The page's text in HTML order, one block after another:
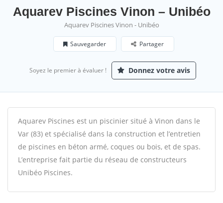
Aquarev Piscines Vinon – Unibéo
Aquarev Piscines Vinon - Unibéo
Sauvegarder Partager
Soyez le premier à évaluer ! Donnez votre avis
Aquarev Piscines est un piscinier situé à Vinon dans le
Var (83) et spécialisé dans la construction et l’entretien
de piscines en béton armé, coques ou bois, et de spas.
L’entreprise fait partie du réseau de constructeurs
Unibéo Piscines.